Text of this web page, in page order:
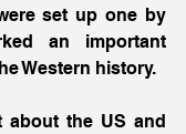
set up one by
an important
Western history.
about the US and